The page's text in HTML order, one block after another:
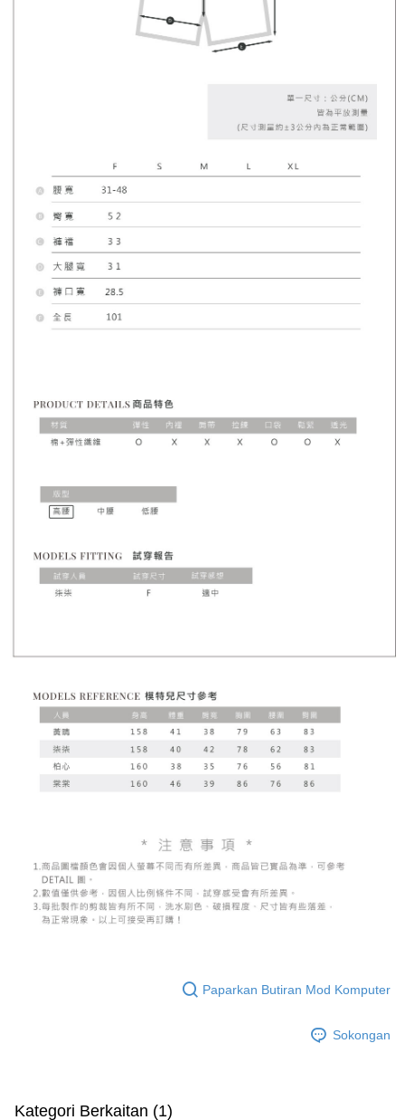
Paparkan Butiran Mod Komputer
Sokongan
Kategori Berkaitan (1)